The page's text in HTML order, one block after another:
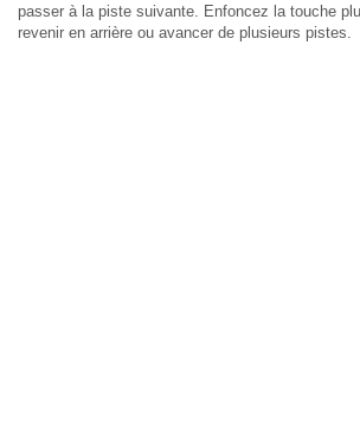
passer à la piste suivante. Enfoncez la touche
revenir en arrière ou avancer de plusieurs pistes.